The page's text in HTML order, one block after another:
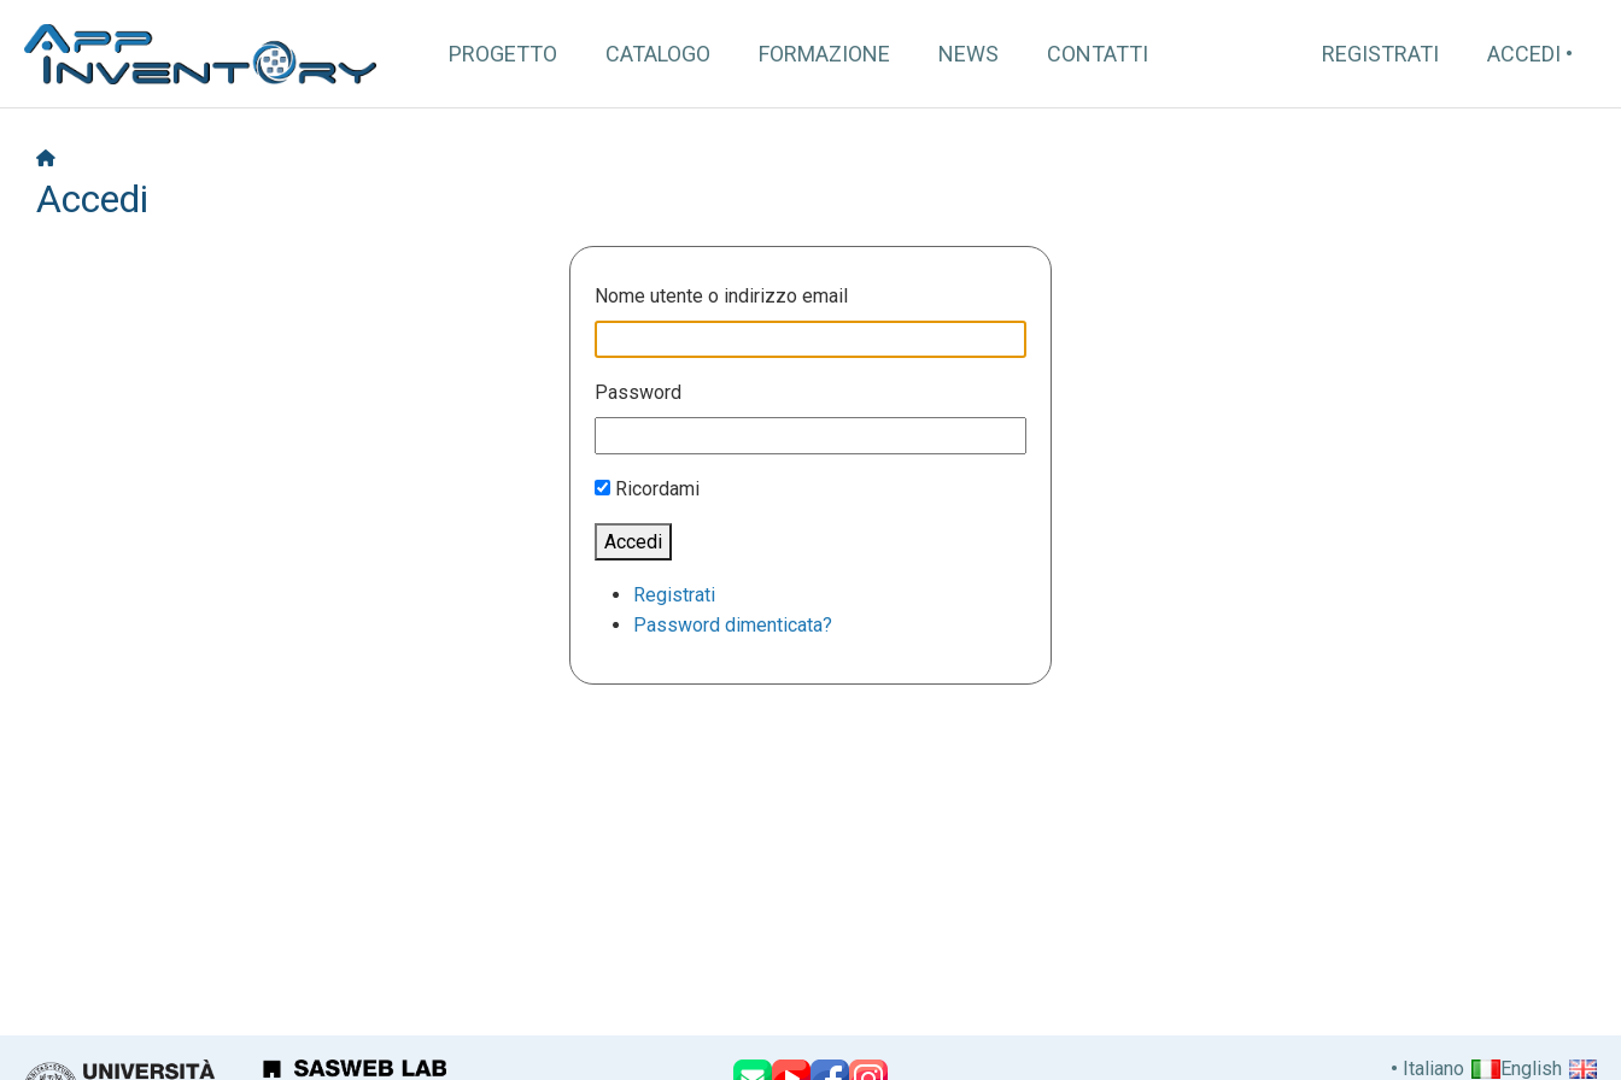
PROGETTO CATALOGO FORMAZIONE NEWS CONTATTI REGISTRATI ACCEDI
Accedi
Nome utente o indirizzo email
Password
Ricordami
Accedi
Registrati
Password dimenticata?
Italiano English